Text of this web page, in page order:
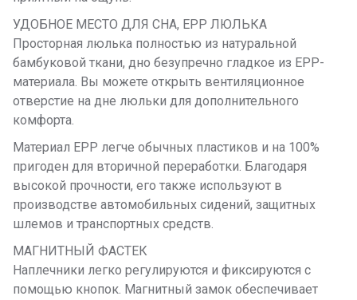
УДОБНОЕ МЕСТО ДЛЯ СНА, EPP ЛЮЛЬКА
Просторная люлька полностью из натуральной
бамбуковой ткани, дно безупречно гладкое из EPP-
материала. Вы можете открыть вентиляционное
отверстие на дне люльки для дополнительного
комфорта.
Материал EPP легче обычных пластиков и на 100%
пригоден для вторичной переработки. Благодаря
высокой прочности, его также используют в
производстве автомобильных сидений, защитных
шлемов и транспортных средств.
МАГНИТНЫЙ ФАСТЕК
Наплечники легко регулируются и фиксируются с
помощью кнопок. Магнитный замок обеспечивает